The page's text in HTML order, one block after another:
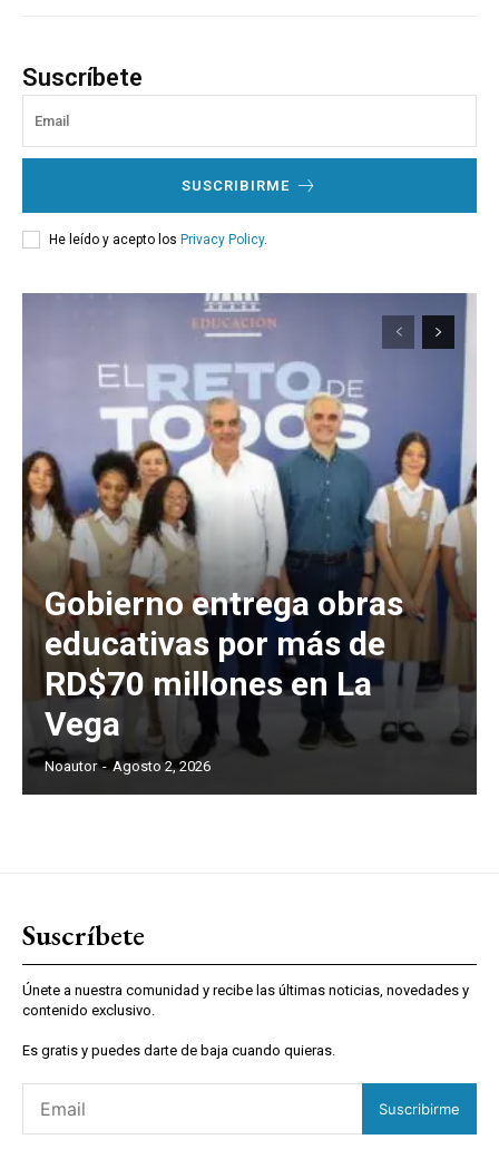
Suscríbete
SUSCRIBIRME
He leído y acepto los Privacy Policy.
Gobierno entrega obras
educativas por más de
RD$70 millones en La
Vega
Noautor - Agosto 2, 2026
Suscríbete
Únete a nuestra comunidad y recibe las últimas noticias, novedades y
contenido exclusivo.
Es gratis y puedes darte de baja cuando quieras.
Suscribirme